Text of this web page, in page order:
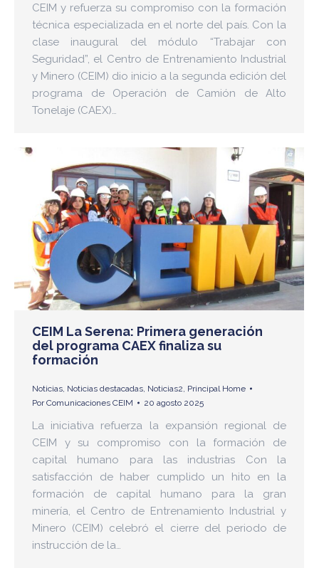
CEIM y refuerza su compromiso con la formación
técnica especializada en el norte del país. Con la
clase inaugural del módulo “Trabajar con
Seguridad”, el Centro de Entrenamiento Industrial
y Minero (CEIM) dio inicio a la segunda edición del
programa de Operación de Camión de Alto
Tonelaje (CAEX)…
CEIM La Serena: Primera generación
del programa CAEX finaliza su
formación
Noticias, Noticias destacadas, Noticias2, Principal Home
PorComunicaciones CEIM 20 agosto 2025
La iniciativa refuerza la expansión regional de
CEIM y su compromiso con la formación de
capital humano para las industrias Con la
satisfacción de haber cumplido un hito en la
formación de capital humano para la gran
minería, el Centro de Entrenamiento Industrial y
Minero (CEIM) celebró el cierre del periodo de
instrucción de la…